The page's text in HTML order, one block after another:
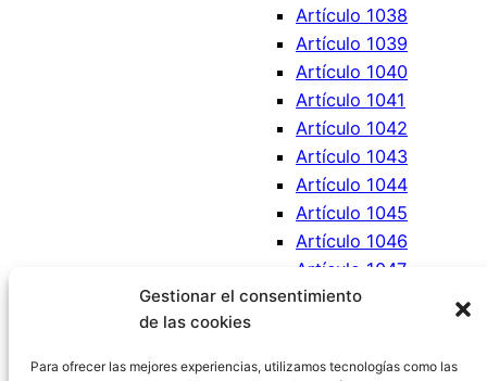
Gestionar el consentimiento
de las cookies
Para ofrecer las mejores experiencias, utilizamos tecnologías como las
Artículo 1038
Artículo 1039
Artículo 1040
Artículo 1041
Artículo 1042
Artículo 1043
Artículo 1044
Artículo 1045
Artículo 1046
Artículo 1047
Artículo 1048